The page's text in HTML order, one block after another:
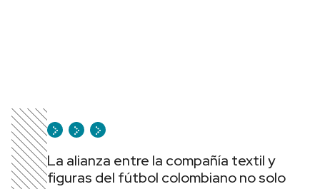
La alianza entre la compañía textil y
figuras del fútbol colombiano no solo